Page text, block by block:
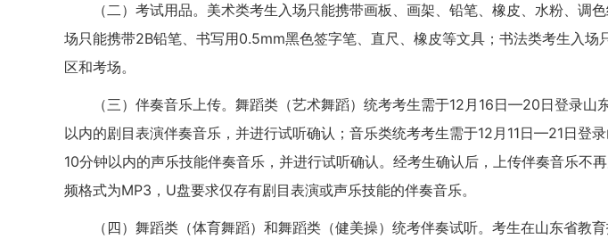
（二）考试用品。美术类考生入场只能携带画板、画架、铅笔、橡皮、水粉、
场只能携带2B铅笔、书写用0.5mm黑色签字笔、直尺、橡皮等文具；书法类考生入
区和考场。
（三）伴奏音乐上传。舞蹈类（艺术舞蹈）统考考生需于12月16日—20日登录
以内的剧目表演伴奏音乐，并进行试听确认；音乐类统考考生需于12月11日—21日
10分钟以内的声乐技能伴奏音乐，并进行试听确认。经考生确认后，上传伴奏音乐
频格式为MP3，U盘要求仅存有剧目表演或声乐技能的伴奏音乐。
（四）舞蹈类（体育舞蹈）和舞蹈类（健美操）统考伴奏试听。考生在山东省教